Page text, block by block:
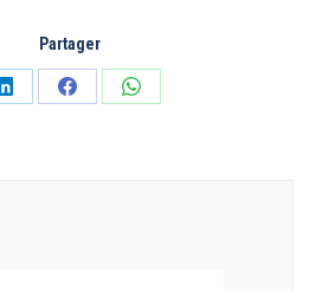
Partager
PartagerPartagerPartager